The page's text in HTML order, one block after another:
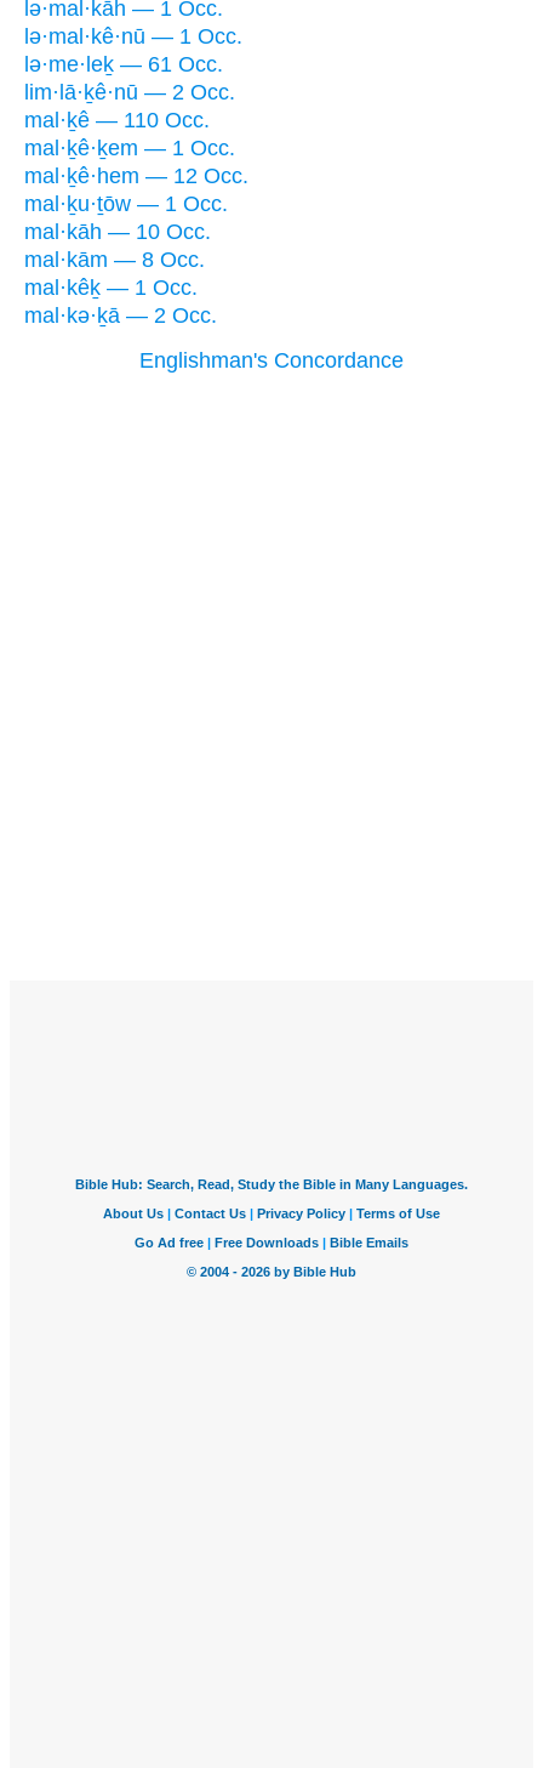
lə·mal·kāh — 1 Occ.
lə·mal·kê·nū — 1 Occ.
lə·me·leḵ — 61 Occ.
lim·lā·ḵê·nū — 2 Occ.
mal·ḵê — 110 Occ.
mal·ḵê·ḵem — 1 Occ.
mal·ḵê·hem — 12 Occ.
mal·ḵu·ṯōw — 1 Occ.
mal·kāh — 10 Occ.
mal·kām — 8 Occ.
mal·kêḵ — 1 Occ.
mal·kə·ḵā — 2 Occ.
Englishman's Concordance